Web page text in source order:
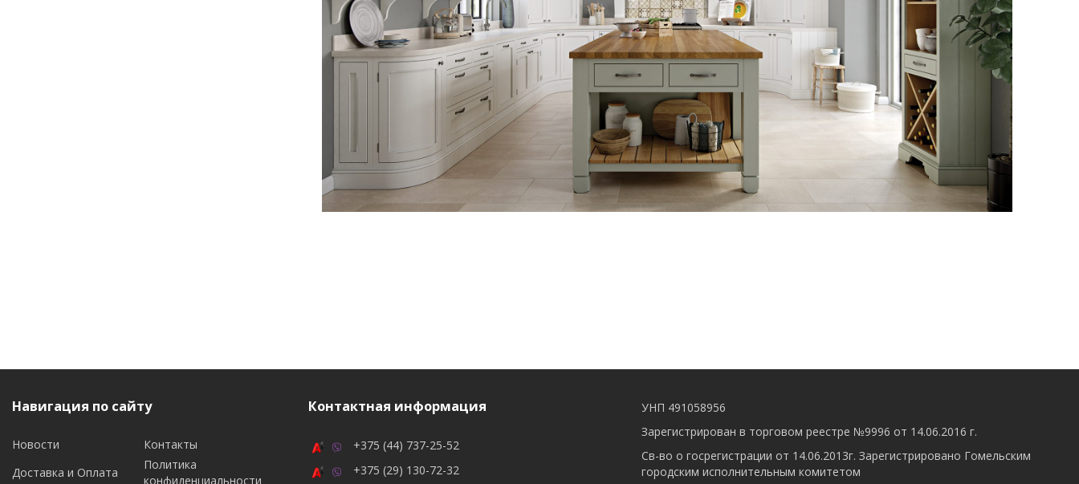
УНП 491058956
Зарегистрирован в торговом реестре №9996 от 14.06.2016 г.
Св-во о госрегистрации от 14.06.2013г. Зарегистрировано Гомельским
городским исполнительным комитетом
Навигация по сайту
Новости
Контакты
Доставка и Оплата
Политика
конфиденциальности
Контактная информация
+375 (44) 737-25-52
+375 (29) 130-72-32